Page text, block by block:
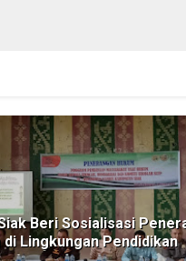
Beri Sosialisasi
di Lingkungan Pendidikan